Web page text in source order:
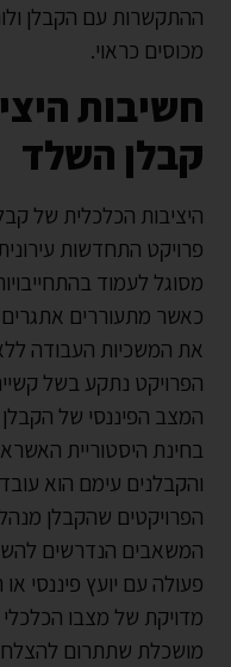
ההתקשרות עם הקבלן
מכוסים כראוי.
חשיבות
קבלן השלד
היציבות הכלכלית של
פרויקט התחדשות
מסוגל לעמוד
כאשר מתעוררים אתגרים
את המשכיות העבודה
הפרויקט נתקע בשל
המצב הפיננסי של
בחינת היסטוריית
והקבלנים עימם הוא
הפרויקטים שהקבלן
המשאבים הנדרשים
פעולה עם יועץ פיננסי
מדויקת של מצבו
מושכלת שתתרום